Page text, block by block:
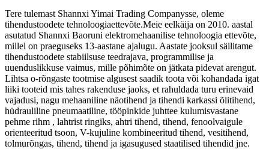
Tere tulemast Shannxi Yimai Trading Companysse, oleme
tihendustoodete tehnoloogiaettevõte.Meie eelkäija on 2010. aastal
asutatud Shannxi Baoruni elektromehaanilise tehnoloogia ettevõte,
millel on praeguseks 13-aastane ajalugu. Aastate jooksul säilitame
tihendustoodete stabiilsuse teedrajava, programmilise ja
uuenduslikkuse vaimus, mille põhimõte on jätkata pidevat arengut.
Lihtsa o-rõngaste tootmise algusest saadik toota või kohandada igat
liiki tooteid mis tahes rakenduse jaoks, et rahuldada turu erinevaid
vajadusi, nagu mehaaniline näotihend ja tihendi karkassi õlitihend,
hüdrauliline pneumaatiline, tööpinkide juhttee kulumisvastane
pehme rihm , lahtrist ringiks, ahtri tihend, tihend, fenoolvaigule
orienteeritud tsoon, V-kujuline kombineeritud tihend, vesitihend,
tolmurõngas, tihend, tihend ja igasugused staatilised tihendid jne.